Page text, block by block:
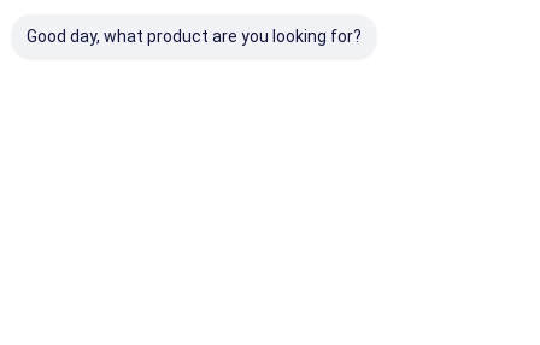
Good day, what product are you looking for?